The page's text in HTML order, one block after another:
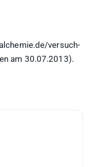
versuch-
am 30.07.2013).